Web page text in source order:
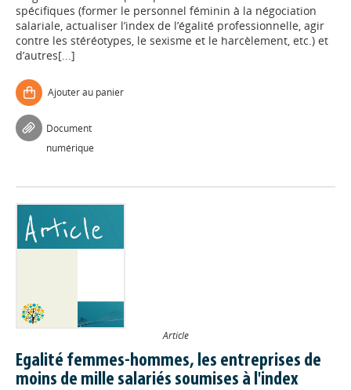
spécifiques (former le personnel féminin à la négociation
salariale, actualiser l’index de l’égalité professionnelle, agir
contre les stéréotypes, le sexisme et le harcèlement, etc.) et
d’autres[...]
Ajouter au panier
Document
numérique
Article
Egalité femmes-hommes, les entreprises de
moins de mille salariés soumises à l'index